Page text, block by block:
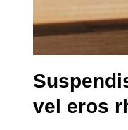
vel eros